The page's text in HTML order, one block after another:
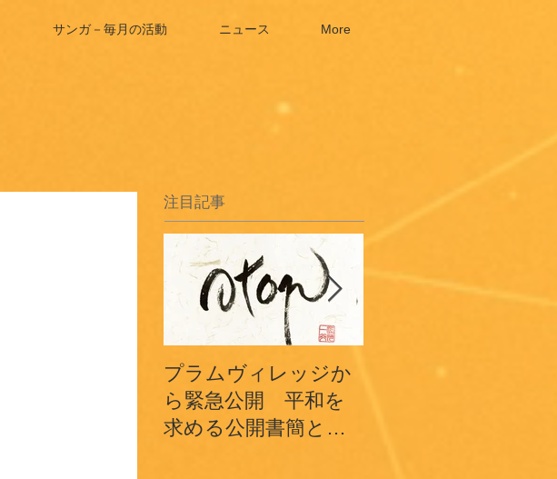
サンガ－毎月の活動 ニュース More
注目記事
プラムヴィレッジか
ら緊急公開 平和を
求める公開書簡とテ